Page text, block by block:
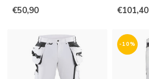
€50,90 €101,40
-10%